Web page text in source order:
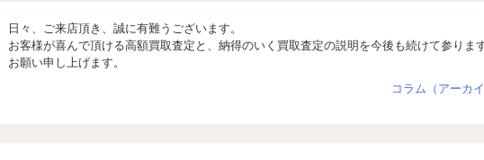
日々、ご来店頂き、誠に有難うございます。
お客様が喜んで頂ける高額買取査定と、納得のいく買取査定の説明を今後も続けて参りま
お願い申し上げます。
コラム（アーカ